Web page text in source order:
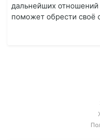
дальнейших
поможет обрести своё